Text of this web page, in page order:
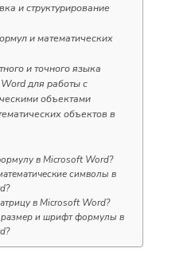
и структурирование
и математических
и точного языка
для работы с
объектами
объектов в
в Microsoft Word?
символы в
в Microsoft Word?
размер и шрифт формулы в